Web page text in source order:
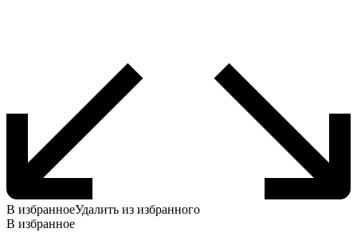
В избранноеУдалить из избранного
В избранное